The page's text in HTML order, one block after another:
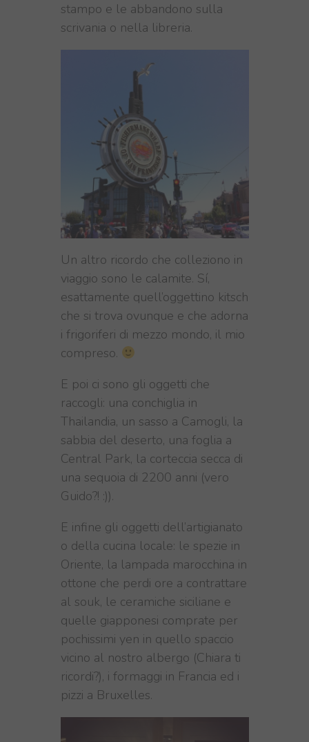
stampo e le abbandono sulla
scrivania o nella libreria.
Un altro ricordo che colleziono in
viaggio sono le calamite. Sí,
esattamente quell’oggettino kitsch
che si trova ovunque e che adorna
i frigoriferi di mezzo mondo, il mio
compreso.
E poi ci sono gli oggetti che
raccogli: una conchiglia in
Thailandia, un sasso a Camogli, la
sabbia del deserto, una foglia a
Central Park, la corteccia secca di
una sequoia di 2200 anni (vero
Guido?! :)).
E infine gli oggetti dell’artigianato
o della cucina locale: le spezie in
Oriente, la lampada marocchina in
ottone che perdi ore a contrattare
al souk, le ceramiche siciliane e
quelle giapponesi comprate per
pochissimi yen in quello spaccio
vicino al nostro albergo (Chiara ti
ricordi?), i formaggi in Francia ed i
pizzi a Bruxelles.